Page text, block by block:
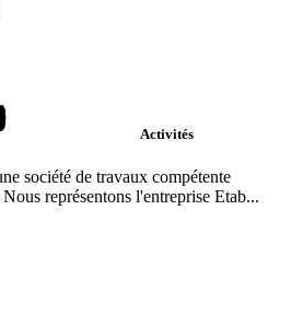
Activités
société de travaux compétente
représentons l'entreprise Etab...